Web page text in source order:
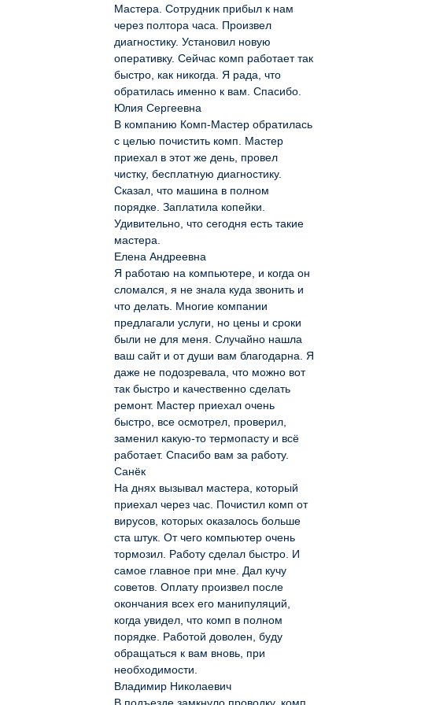
Мастера. Сотрудник прибыл к нам
через полтора часа. Произвел
диагностику. Установил новую
оперативку. Сейчас комп работает так
быстро, как никогда. Я рада, что
обратилась именно к вам. Спасибо.
Юлия Сергеевна
В компанию Комп-Мастер обратилась
с целью почистить комп. Мастер
приехал в этот же день, провел
чистку, бесплатную диагностику.
Сказал, что машина в полном
порядке. Заплатила копейки.
Удивительно, что сегодня есть такие
мастера.
Елена Андреевна
Я работаю на компьютере, и когда он
сломался, я не знала куда звонить и
что делать. Многие компании
предлагали услуги, но цены и сроки
были не для меня. Случайно нашла
ваш сайт и от души вам благодарна. Я
даже не подозревала, что можно вот
так быстро и качественно сделать
ремонт. Мастер приехал очень
быстро, все осмотрел, проверил,
заменил какую-то термопасту и всё
работает. Спасибо вам за работу.
Санёк
На днях вызывал мастера, который
приехал через час. Почистил комп от
вирусов, которых оказалось больше
ста штук. От чего компьютер очень
тормозил. Работу сделал быстро. И
самое главное при мне. Дал кучу
советов. Оплату произвел после
окончания всех его манипуляций,
когда увидел, что комп в полном
порядке. Работой доволен, буду
обращаться к вам вновь, при
необходимости.
Владимир Николаевич